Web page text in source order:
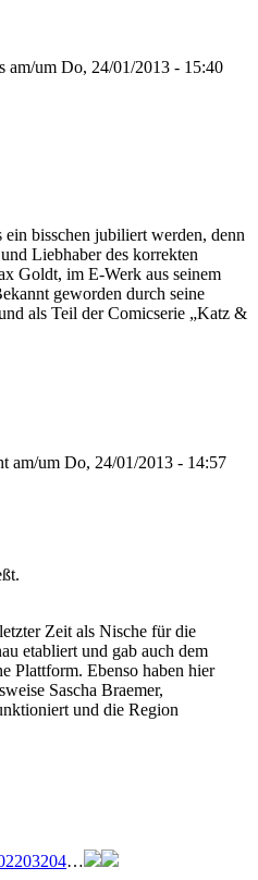
am/um Do, 24/01/2013 - 15:40
bisschen jubiliert werden, denn
Liebhaber des korrekten
Goldt, im E-Werk aus seinem
geworden durch seine
als Teil der Comicserie „Katz &
am/um Do, 24/01/2013 - 14:57
Zeit als Nische für die
etabliert und gab auch dem
Plattform. Ebenso haben hier
Sascha Braemer,
und die Region
203204…